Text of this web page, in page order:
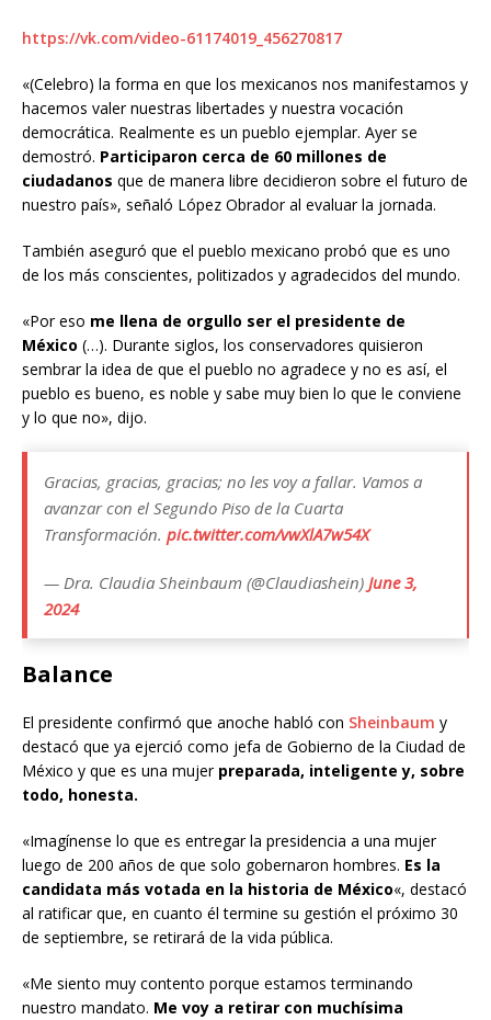
https://vk.com/video-61174019_456270817
«(Celebro) la forma en que los mexicanos nos manifestamos y
hacemos valer nuestras libertades y nuestra vocación
democrática. Realmente es un pueblo ejemplar. Ayer se
demostró. Participaron cerca de 60 millones de
ciudadanos que de manera libre decidieron sobre el futuro de
nuestro país», señaló López Obrador al evaluar la jornada.
También aseguró que el pueblo mexicano probó que es uno
de los más conscientes, politizados y agradecidos del mundo.
«Por eso me llena de orgullo ser el presidente de
México (…). Durante siglos, los conservadores quisieron
sembrar la idea de que el pueblo no agradece y no es así, el
pueblo es bueno, es noble y sabe muy bien lo que le conviene
y lo que no», dijo.
Gracias, gracias, gracias; no les voy a fallar. Vamos a
avanzar con el Segundo Piso de la Cuarta
Transformación. pic.twitter.com/vwXlA7w54X
— Dra. Claudia Sheinbaum (@Claudiashein) June 3,
2024
Balance
El presidente confirmó que anoche habló con Sheinbaum y
destacó que ya ejerció como jefa de Gobierno de la Ciudad de
México y que es una mujer preparada, inteligente y, sobre
todo, honesta.
«Imagínense lo que es entregar la presidencia a una mujer
luego de 200 años de que solo gobernaron hombres. Es la
candidata más votada en la historia de México«, destacó
al ratificar que, en cuanto él termine su gestión el próximo 30
de septiembre, se retirará de la vida pública.
«Me siento muy contento porque estamos terminando
nuestro mandato. Me voy a retirar con muchísima